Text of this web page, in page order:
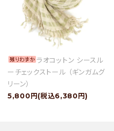
ラオコットン シースル
ーチェックストール （ギンガムグ
リーン）
5,800円(税込6,380円)